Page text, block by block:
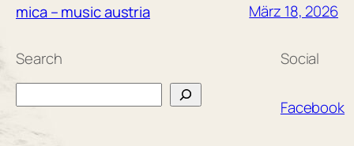
mica – music austria März 18, 2026
Search
Social
Facebook